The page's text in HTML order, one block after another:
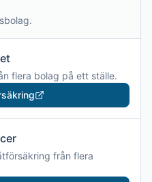
flera bolag på ett ställe.
från flera